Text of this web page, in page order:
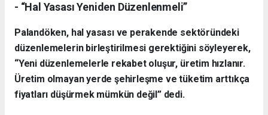
- “Hal Yasası Yeniden Düzenlenmeli”
Palandöken, hal yasası ve perakende sektöründeki
düzenlemelerin birleştirilmesi gerektiğini söyleyerek,
“Yeni düzenlemelerle rekabet oluşur, üretim hızlanır.
Üretim olmayan yerde şehirleşme ve tüketim arttıkça
fiyatları düşürmek mümkün değil” dedi.